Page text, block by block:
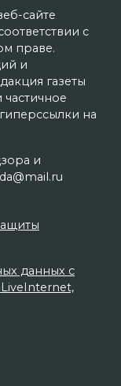
сайте
с
праве.
и
газеты
частичное
на
и
данных с